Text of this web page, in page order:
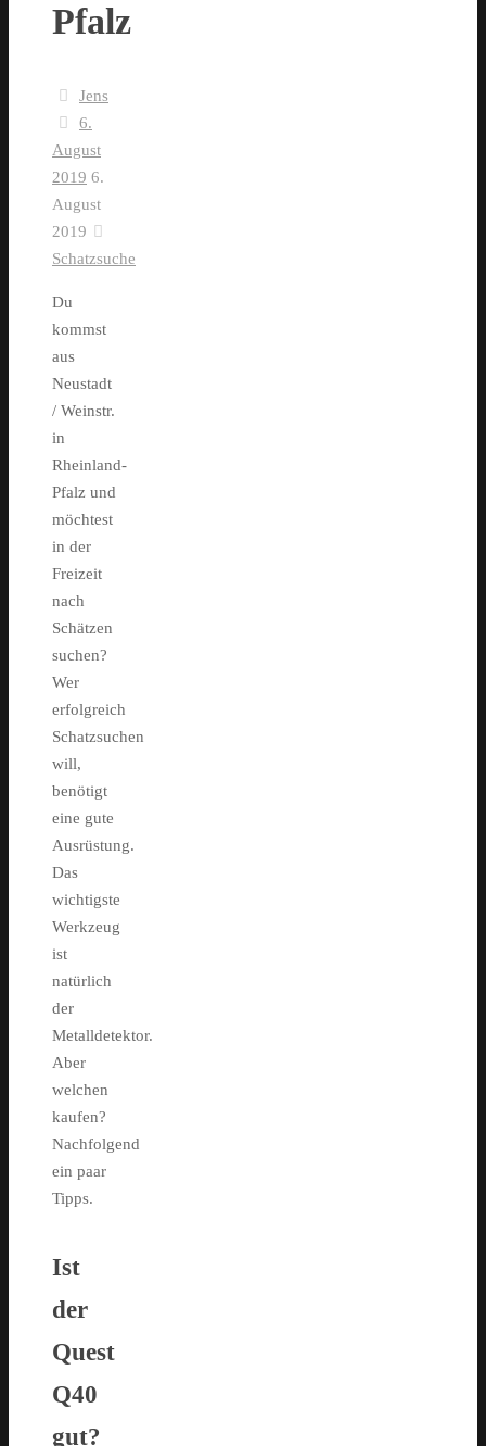
Pfalz
Jens
6.
August
2019 6.
August
2019
Schatzsuche
Du
kommst
aus
Neustadt
/ Weinstr.
in
Rheinland-
Pfalz und
möchtest
in der
Freizeit
nach
Schätzen
suchen?
Wer
erfolgreich
Schatzsuchen
will,
benötigt
eine gute
Ausrüstung.
Das
wichtigste
Werkzeug
ist
natürlich
der
Metalldetektor.
Aber
welchen
kaufen?
Nachfolgend
ein paar
Tipps.
Ist
der
Quest
Q40
gut?